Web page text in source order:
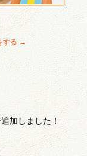
する →
加しました！